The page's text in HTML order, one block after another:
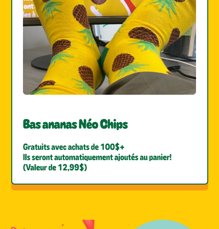
Bas ananas Néo Chips
Gratuits avec achats de 100$+
Ils seront automatiquement ajoutés au panier!
(Valeur de 12,99$)